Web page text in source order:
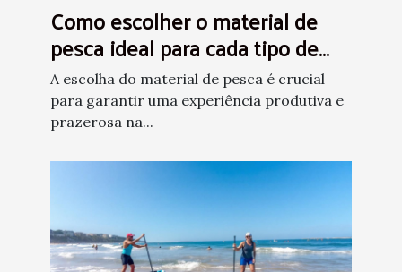
Como escolher o material de
pesca ideal para cada tipo de
peixe?
A escolha do material de pesca é crucial
para garantir uma experiência produtiva e
prazerosa na...